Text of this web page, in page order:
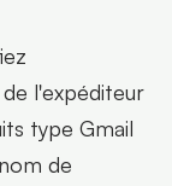
l'expéditeur
type Gmail
de